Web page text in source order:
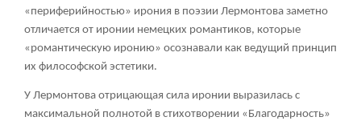
«периферийностью» ирония в поэзии Лермонтова заметно
отличается от иронии немецких романтиков, которые
«романтическую иронию» осознавали как ведущий принцип
их философской эстетики.
У Лермонтова отрицающая сила иронии выразилась с
максимальной полнотой в стихотворении «Благодарность»